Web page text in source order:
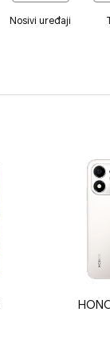
Nosivi uređaji